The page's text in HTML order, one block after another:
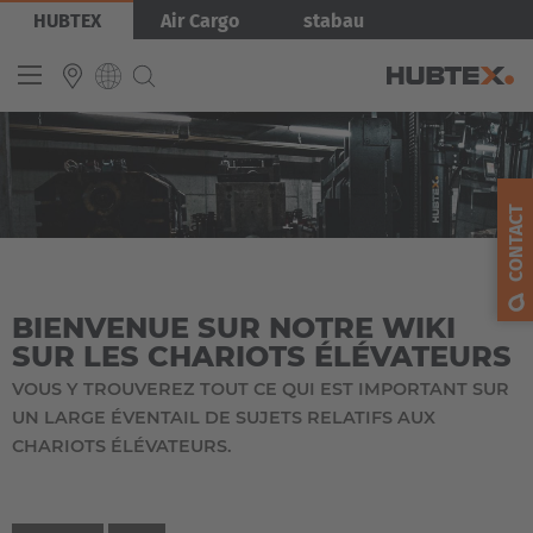
Aller
contenu
HUBTEX Air Cargo stabau
INTERNATIONAL
Français
BIENVENUE SUR NOTRE WIKI
SUR LES CHARIOTS ÉLÉVATEURS
VOUS Y TROUVEREZ TOUT CE QUI EST IMPORTANT SUR
UN LARGE ÉVENTAIL DE SUJETS RELATIFS AUX
CHARIOTS ÉLÉVATEURS.
CONTACT